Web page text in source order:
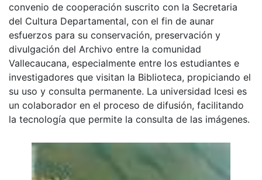
convenio de cooperación suscrito con la Secretaria
del Cultura Departamental, con el fin de aunar
esfuerzos para su conservación, preservación y
divulgación del Archivo entre la comunidad
Vallecaucana, especialmente entre los estudiantes e
investigadores que visitan la Biblioteca, propiciando el
su uso y consulta permanente. La universidad Icesi es
un colaborador en el proceso de difusión, facilitando
la tecnología que permite la consulta de las imágenes.